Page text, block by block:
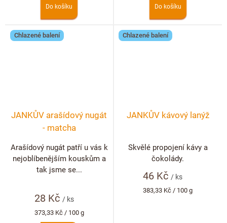
Do košíku Do košíku
Chlazené balení
JANKŮV arašídový nugát
- matcha
28 Kč / ks
Měrná
cena:
373,33 Kč / 100 g
Arašídový nugát patří u vás k
nejoblíbenějším kouskům a
tak jsme se...
Chlazené balení
JANKŮV kávový lanýž
46 Kč/ ks
Měrná
383,33 Kč / 100 g
Skvělé propojení kávy a
čokolády.